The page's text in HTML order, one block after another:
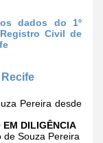
dados do 1º
Civil de
Pereira desde
EM DILIGÊNCIA
de Souza Pereira